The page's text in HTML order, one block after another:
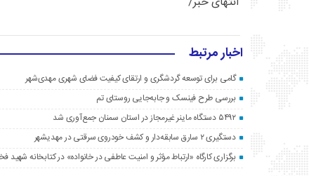
اخبار مرتبط
گامی برای توسعه گردشگری و ارتقای کیفیت فضای شهری مهدی‌شهر
بررسی طرح فینسک و جابه‌جایی روستای تم
۵۴۹۲ دستگاه ماینر غیرمجاز در استان سمنان جمع‌آوری شد
دستگیری ۲ سارق سابقه‌دار و کشف خودروی سرقتی در مهدیشهر
برگزاری کارگاه «ارتباط مؤثر و امنیت عاطفی در خانواده» در کتابخانه شهید